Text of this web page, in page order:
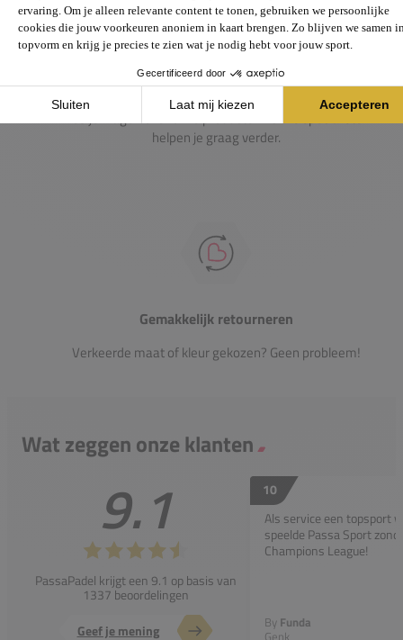
Passie voor de sport
Heb je vragen over onze producten? Onze specialisten
helpen je graag verder.
Gemakkelijk retourneren
Verkeerde maat of kleur gekozen? Geen probleem!
Wat zeggen onze klanten
9.1
PassaPadel krijgt een 9.1 op basis van
1337 beoordelingen
Geef je mening
10
Als service een topsport
speelde Passa Sport
Champions League!
By Funda
Genk